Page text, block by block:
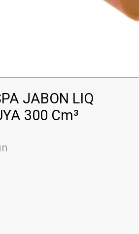
JABON LIQ
300 Cm³